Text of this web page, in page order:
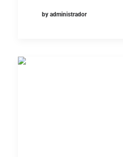
by administrador